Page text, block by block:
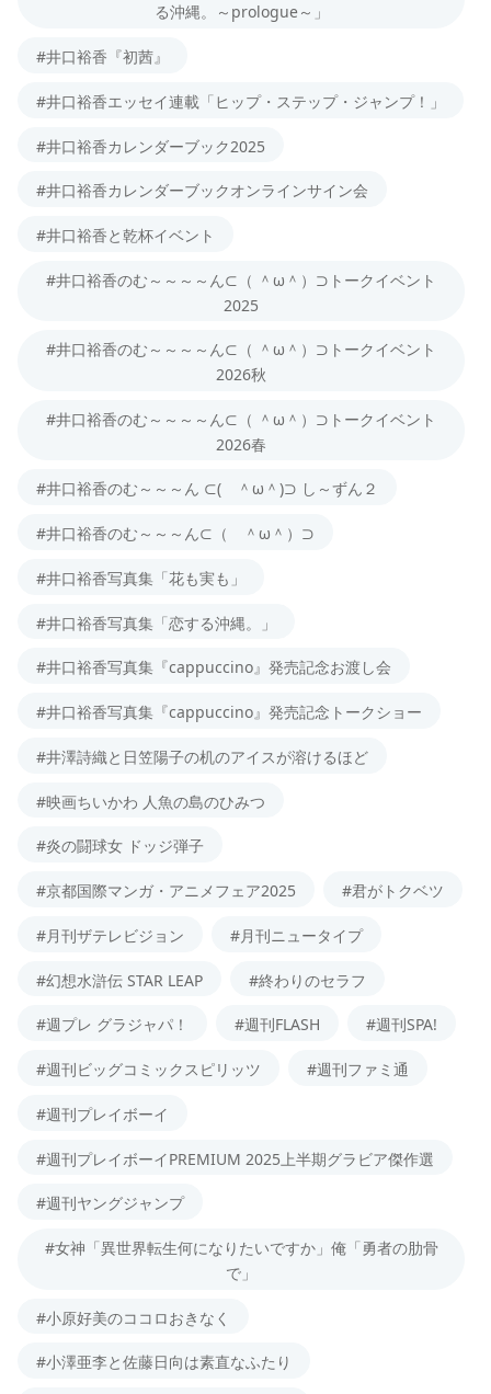
る沖縄。～prologue～」
#井口裕香『初茜』
#井口裕香エッセイ連載「ヒップ・ステップ・ジャンプ！」
#井口裕香カレンダーブック2025
#井口裕香カレンダーブックオンラインサイン会
#井口裕香と乾杯イベント
#井口裕香のむ～～～～ん⊂（ ＾ω＾）⊃トークイベント
2025
#井口裕香のむ～～～～ん⊂（ ＾ω＾）⊃トークイベント
2026秋
#井口裕香のむ～～～～ん⊂（ ＾ω＾）⊃トークイベント
2026春
#井口裕香のむ～～～ん ⊂( ＾ω＾)⊃ し～ずん２
#井口裕香のむ～～～ん⊂（ ＾ω＾）⊃
#井口裕香写真集「花も実も」
#井口裕香写真集「恋する沖縄。」
#井口裕香写真集『cappuccino』発売記念お渡し会
#井口裕香写真集『cappuccino』発売記念トークショー
#井澤詩織と日笠陽子の机のアイスが溶けるほど
#映画ちいかわ 人魚の島のひみつ
#炎の闘球女 ドッジ弾子
#京都国際マンガ・アニメフェア2025 #君がトクベツ
#月刊ザテレビジョン #月刊ニュータイプ
#幻想水滸伝 STAR LEAP #終わりのセラフ
#週プレ グラジャパ！ #週刊FLASH #週刊SPA!
#週刊ビッグコミックスピリッツ #週刊ファミ通
#週刊プレイボーイ
#週刊プレイボーイPREMIUM 2025上半期グラビア傑作選
#週刊ヤングジャンプ
#女神「異世界転生何になりたいですか」俺「勇者の肋骨
で」
#小原好美のココロおきなく
#小澤亜李と佐藤日向は素直なふたり